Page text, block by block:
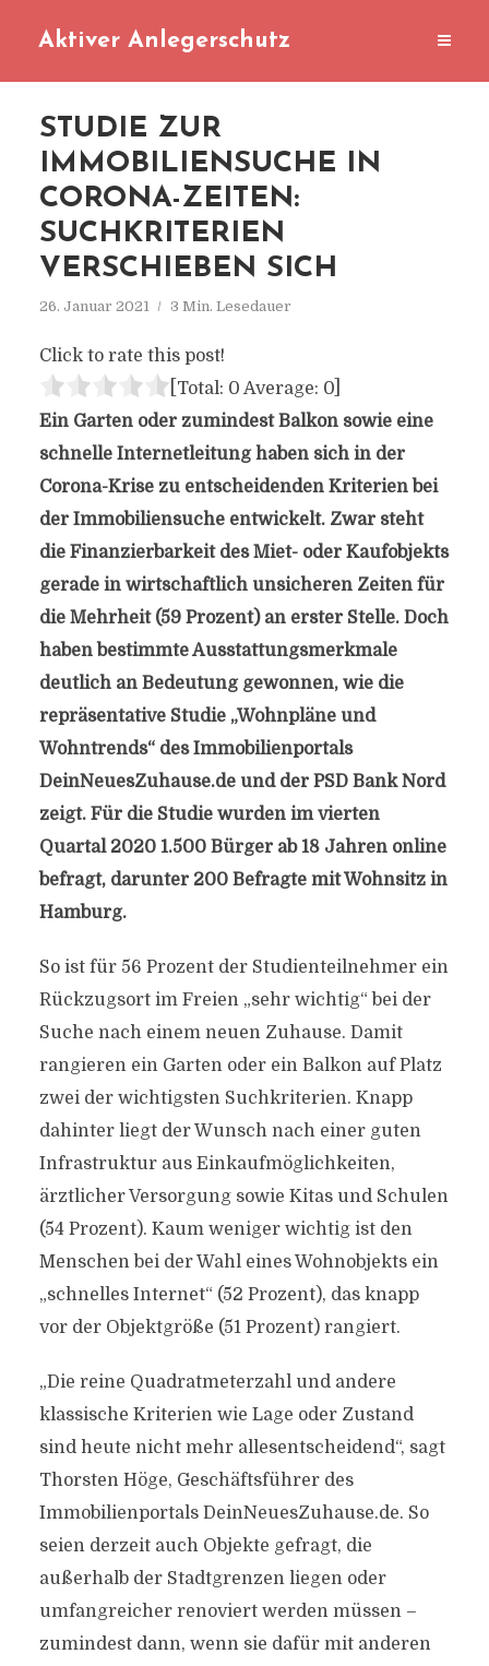
Aktiver Anlegerschutz
STUDIE ZUR
IMMOBILIENSUCHE IN
CORONA-ZEITEN:
SUCHKRITERIEN
VERSCHIEBEN SICH
26. Januar 2021 3 Min. Lesedauer
Click to rate this post!
[Total: 0 Average: 0]
Ein Garten oder zumindest Balkon sowie eine
schnelle Internetleitung haben sich in der
Corona-Krise zu entscheidenden Kriterien bei
der Immobiliensuche entwickelt. Zwar steht
die Finanzierbarkeit des Miet- oder Kaufobjekts
gerade in wirtschaftlich unsicheren Zeiten für
die Mehrheit (59 Prozent) an erster Stelle. Doch
haben bestimmte Ausstattungsmerkmale
deutlich an Bedeutung gewonnen, wie die
repräsentative Studie „Wohnpläne und
Wohntrends“ des Immobilienportals
DeinNeuesZuhause.de und der PSD Bank Nord
zeigt. Für die Studie wurden im vierten
Quartal 2020 1.500 Bürger ab 18 Jahren online
befragt, darunter 200 Befragte mit Wohnsitz in
Hamburg.
So ist für 56 Prozent der Studienteilnehmer ein
Rückzugsort im Freien „sehr wichtig“ bei der
Suche nach einem neuen Zuhause. Damit
rangieren ein Garten oder ein Balkon auf Platz
zwei der wichtigsten Suchkriterien. Knapp
dahinter liegt der Wunsch nach einer guten
Infrastruktur aus Einkaufmöglichkeiten,
ärztlicher Versorgung sowie Kitas und Schulen
(54 Prozent). Kaum weniger wichtig ist den
Menschen bei der Wahl eines Wohnobjekts ein
„schnelles Internet“ (52 Prozent), das knapp
vor der Objektgröße (51 Prozent) rangiert.
„Die reine Quadratmeterzahl und andere
klassische Kriterien wie Lage oder Zustand
sind heute nicht mehr allesentscheidend“, sagt
Thorsten Höge, Geschäftsführer des
Immobilienportals DeinNeuesZuhause.de. So
seien derzeit auch Objekte gefragt, die
außerhalb der Stadtgrenzen liegen oder
umfangreicher renoviert werden müssen –
zumindest dann, wenn sie dafür mit anderen